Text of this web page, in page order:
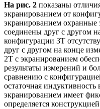
На рис. 2 показаны
экранированием от
экранированием охранные
соединены друг с другом
конфигурации 3T
друг с другом на конце
2T с экранированием
результаты измерений и
сравнению с
остаточная
экранированием имеет
определяется